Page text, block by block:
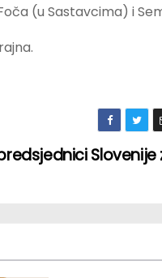
(u Sastavcima) i